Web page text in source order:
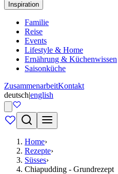
Inspiration
Familie
Reise
Events
Lifestyle & Home
Ernährung & Küchenwissen
Saisonküche
ZusammenarbeitKontakt
deutsch|english
Home›
Rezepte›
Süsses›
Chiapudding - Grundrezept